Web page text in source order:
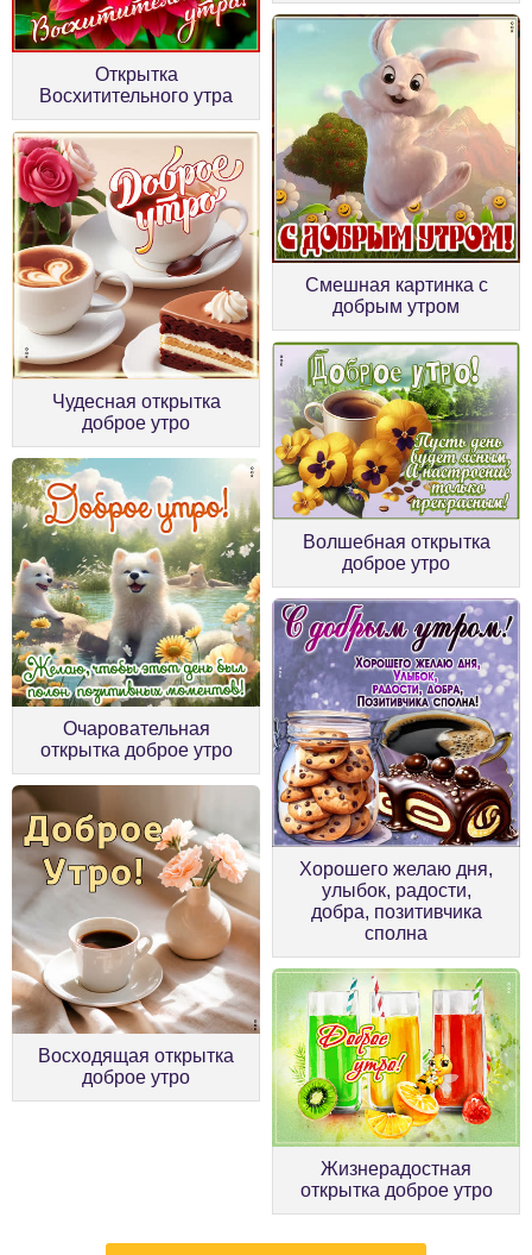
Открытка
Восхитительного утра
Смешная картинка с
добрым утром
Чудесная открытка
доброе утро
Волшебная открытка
доброе утро
Очаровательная
открытка доброе утро
Хорошего желаю дня,
улыбок, радости,
добра, позитивчика
сполна
Восходящая открытка
доброе утро
Жизнерадостная
открытка доброе утро